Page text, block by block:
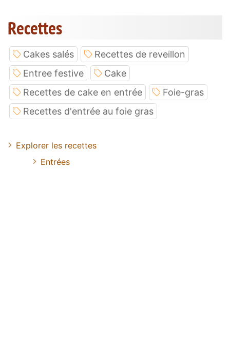
Recettes
Cakes salés
Recettes de reveillon
Entree festive
Cake
Recettes de cake en entrée
Foie-gras
Recettes d'entrée au foie gras
Explorer les recettes
Entrées